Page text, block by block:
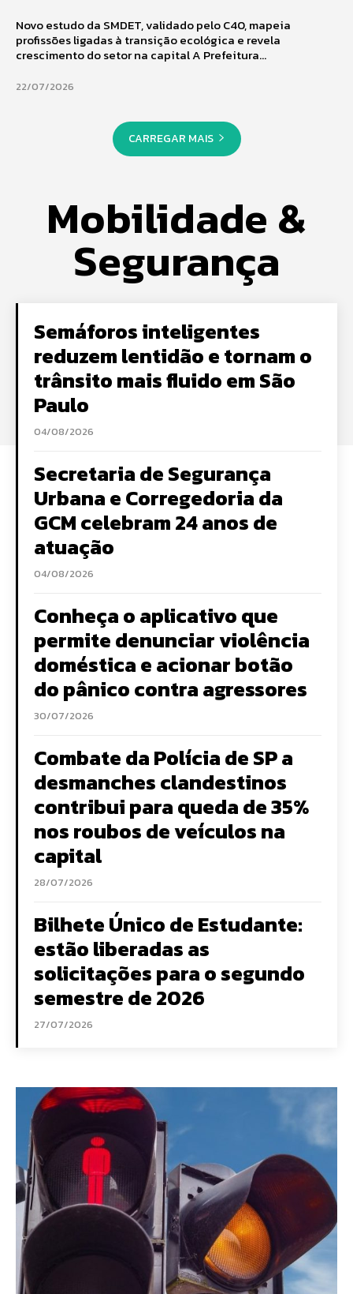
Novo estudo da SMDET, validado pelo C40, mapeia
profissões ligadas à transição ecológica e revela
crescimento do setor na capital A Prefeitura...
22/07/2026
CARREGAR MAIS
Mobilidade &
Segurança
Semáforos inteligentes
reduzem lentidão e tornam o
trânsito mais fluido em São
Paulo
04/08/2026
Secretaria de Segurança
Urbana e Corregedoria da
GCM celebram 24 anos de
atuação
04/08/2026
Conheça o aplicativo que
permite denunciar violência
doméstica e acionar botão
do pânico contra agressores
30/07/2026
Combate da Polícia de SP a
desmanches clandestinos
contribui para queda de 35%
nos roubos de veículos na
capital
28/07/2026
Bilhete Único de Estudante:
estão liberadas as
solicitações para o segundo
semestre de 2026
27/07/2026